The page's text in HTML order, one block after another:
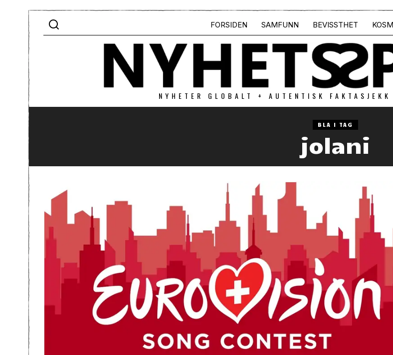
FORSIDEN SAMFUNN BEVISSTHET
NYHETER GLOBALT + AUTENTISK
BLA I TAG
jolani